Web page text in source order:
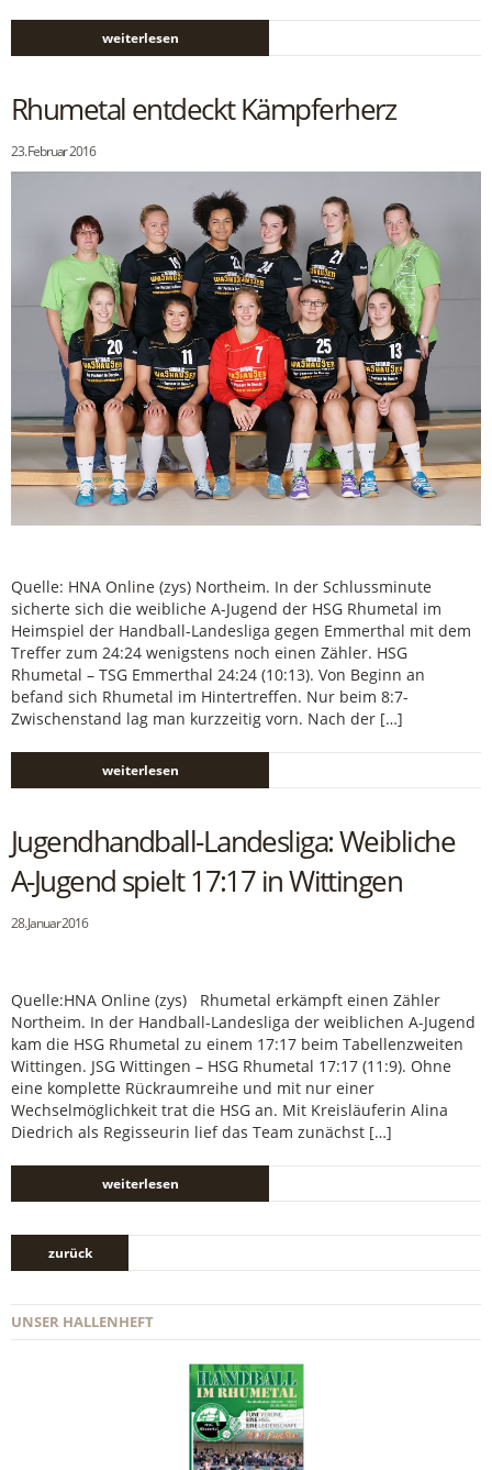
weiterlesen
Rhumetal entdeckt Kämpferherz
23. Februar 2016
Quelle: HNA Online (zys) Northeim. In der Schlussminute
sicherte sich die weibliche A-Jugend der HSG Rhumetal im
Heimspiel der Handball-Landesliga gegen Emmerthal mit dem
Treffer zum 24:24 wenigstens noch einen Zähler. HSG
Rhumetal – TSG Emmerthal 24:24 (10:13). Von Beginn an
befand sich Rhumetal im Hintertreffen. Nur beim 8:7-
Zwischenstand lag man kurzzeitig vorn. Nach der […]
weiterlesen
Jugendhandball-Landesliga: Weibliche
A-Jugend spielt 17:17 in Wittingen
28. Januar 2016
Quelle:HNA Online (zys) Rhumetal erkämpft einen Zähler
Northeim. In der Handball-Landesliga der weiblichen A-Jugend
kam die HSG Rhumetal zu einem 17:17 beim Tabellenzweiten
Wittingen. JSG Wittingen – HSG Rhumetal 17:17 (11:9). Ohne
eine komplette Rückraumreihe und mit nur einer
Wechselmöglichkeit trat die HSG an. Mit Kreisläuferin Alina
Diedrich als Regisseurin lief das Team zunächst […]
weiterlesen
zurück
UNSER HALLENHEFT